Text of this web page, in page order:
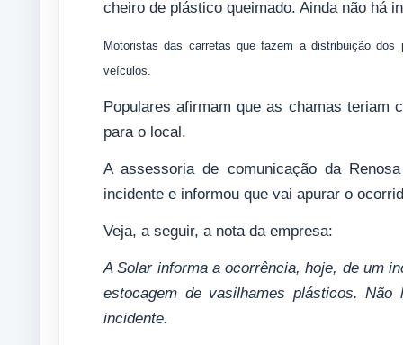
cheiro de plástico queimado. Ainda não há
Motoristas das carretas que fazem a distribuição
veículos.
Populares afirmam que as chamas teriam
para o local.
A assessoria de comunicação da
incidente e informou que vai apurar o
Veja, a seguir, a nota da empresa:
A Solar informa a ocorrência, hoje, de um
estocagem de vasilhames plásticos.
incidente.